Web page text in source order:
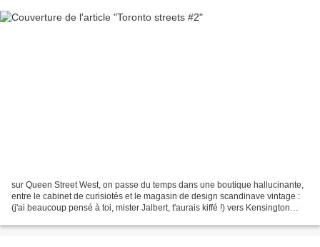
sur Queen Street West, on passe du temps dans une boutique hallucinante,
entre le cabinet de curisiotés et le magasin de design scandinave vintage :
(j'ai beaucoup pensé à toi, mister Jalbert, t'aurais kiffé !) vers Kensington